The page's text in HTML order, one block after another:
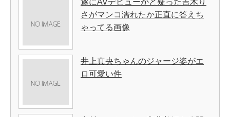
遂にAVデビューかと疑った吉木り
さがマンコ濡れたか正直に答えち
ゃってる画像
井上真央ちゃんのジャージ姿がエ
ロ可愛い件